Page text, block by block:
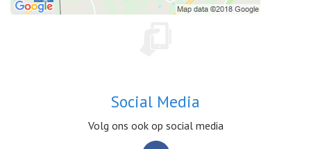
Social Media
Volg ons ook op social media